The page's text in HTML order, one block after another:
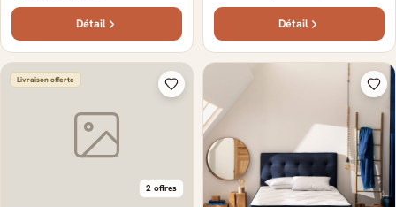
Détail Détail
Livraison offerte
2 offres